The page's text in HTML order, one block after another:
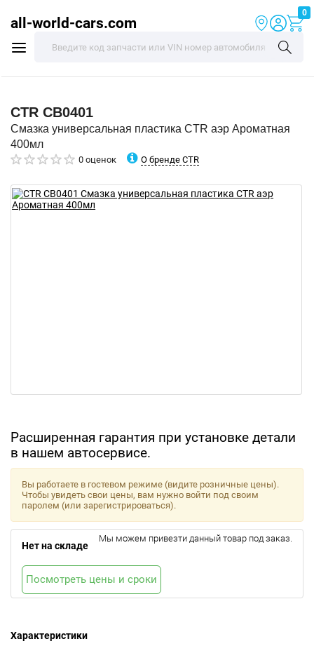
all-world-cars.com
0
CTR CB0401
Смазка универсальная пластика CTR аэр Ароматная
400мл
0 оценок О бренде CTR
Расширенная гарантия при установке детали
в нашем автосервисе.
Характеристики
Вы работаете в гостевом режиме (видите розничные цены).
Чтобы увидеть свои цены, вам нужно войти под своим
паролем (или зарегистрироваться).
Нет на складе
Мы можем привезти данный товар под заказ.
Посмотреть цены и сроки